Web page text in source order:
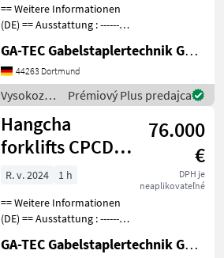
== Weitere Informationen
(DE) == Ausstattung : ----------
4. Ventil - Vollfreihub -
Arbeitsscheinwerfer vorne
Anbaugeräte : -------
GA-TEC Gabelstaplertechnik GmbH
44263 Dortmund
Vysokozdvižné
vozíky a
skladová
technika /
Hangcha
forklifts
Prémiový Plus predajca
Hangcha
forklifts CPCD50
All Rad
76.000
€
DPH je
neaplikovateľné
R. v. 2024
1 h
== Weitere Informationen
(DE) == Ausstattung : ----------
4. Ventil - Vollkabine -
GA-TEC Gabelstaplertechnik GmbH